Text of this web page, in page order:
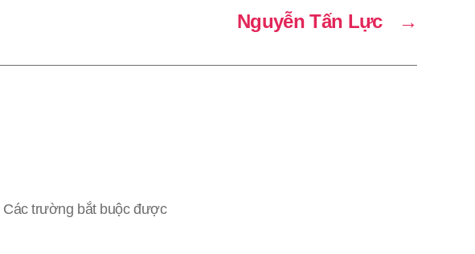
→
Nguyễn Tấn Lực
Các trường bắt buộc được